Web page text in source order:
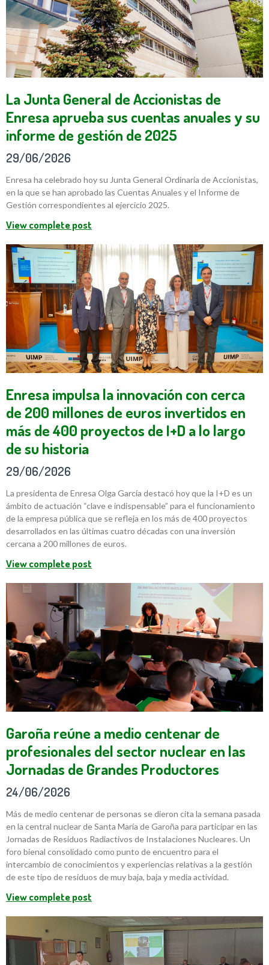
La Junta General de Accionistas de
Enresa aprueba sus cuentas anuales y su
informe de gestión de 2025
29/06/2026
Enresa ha celebrado hoy su Junta General Ordinaria de Accionistas,
en la que se han aprobado las Cuentas Anuales y el Informe de
Gestión correspondientes al ejercicio 2025.
View complete post
Enresa impulsa la innovación con cerca
de 200 millones de euros invertidos en
más de 400 proyectos de I+D a lo largo
de su historia
29/06/2026
La presidenta de Enresa Olga García destacó hoy que la I+D es un
ámbito de actuación “clave e indispensable” para el funcionamiento
de la empresa pública que se refleja en los más de 400 proyectos
desarrollados en las últimas cuatro décadas con una inversión
cercana a 200 millones de euros.
View complete post
Garoña reúne a medio centenar de
profesionales del sector nuclear en las
Jornadas de Grandes Productores
24/06/2026
Más de medio centenar de personas se dieron cita la semana pasada
en la central nuclear de Santa María de Garoña para participar en las
Jornadas de Residuos Radiactivos de Instalaciones Nucleares. Un
foro bienal consolidado como punto de encuentro para el
intercambio de conocimientos y experiencias relativas a la gestión
de este tipo de residuos de muy baja, baja y media actividad.
View complete post